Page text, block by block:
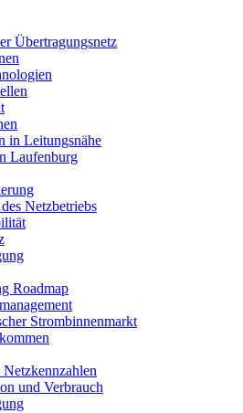
Übertragungsnetz
in Leitungsnähe
Laufenburg
Netzbetriebs
Roadmap
Strombinnenmarkt
und Verbrauch